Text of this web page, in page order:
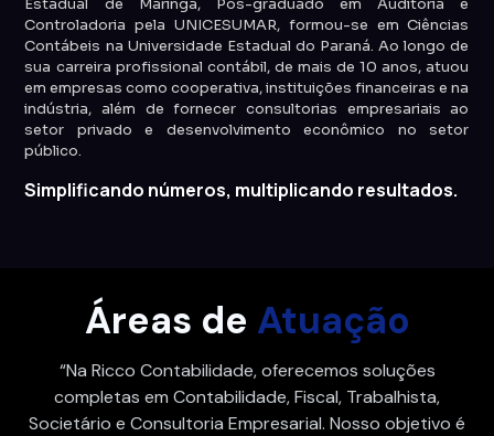
Controladoria pela UNICESUMAR, formou-se em Ciências
Contábeis na Universidade Estadual do Paraná. Ao longo de
sua carreira profissional contábil, de mais de 10 anos, atuou
em empresas como cooperativa, instituições financeiras e na
indústria, além de fornecer consultorias empresariais ao
setor privado e desenvolvimento econômico no setor
público.
Simplificando números, multiplicando resultados.
Áreas de Atuação
“Na Ricco Contabilidade, oferecemos soluções
completas em Contabilidade, Fiscal, Trabalhista,
Societário e Consultoria Empresarial. Nosso objetivo é